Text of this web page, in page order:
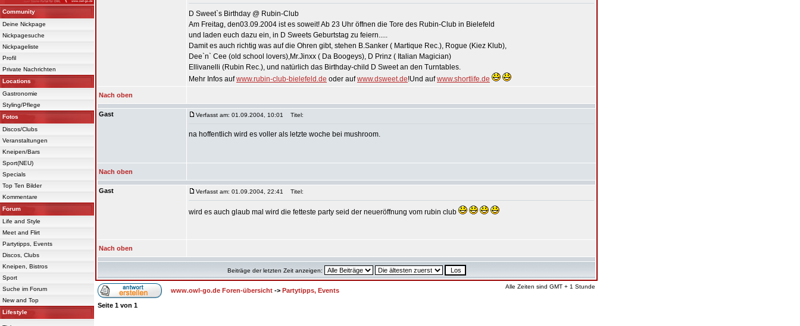
Community
Deine Nickpage
Nickpagesuche
Nickpageliste
Profil
Private Nachrichten
Locations
Gastronomie
Styling/Pflege
Fotos
Discos/Clubs
Veranstaltungen
Kneipen/Bars
Sport(NEU)
Specials
Top Ten Bilder
Kommentare
Forum
Life and Style
Meet and Flirt
Partytipps, Events
Discos, Clubs
Kneipen, Bistros
Sport
Suche im Forum
New and Top
Lifestyle
D Sweet`s Birthday @ Rubin-Club
Am Freitag, den03.09.2004 ist es soweit! Ab 23 Uhr öffnen die Tore des Rubin-Club in Bielefeld
und laden euch dazu ein, in D Sweets Geburtstag zu feiern.....
Damit es auch richtig was auf die Ohren gibt, stehen B.Sanker ( Martique Rec.), Rogue (Kiez Klub),
Dee`n` Cee (old school lovers),Mr.Jinxx ( Da Boogeys), D Prinz ( Italian Magician)
Ellivanelli (Rubin Rec.), und natürlich das Birthday-child D Sweet an den Turntables.
Mehr Infos aufwww.rubin-club-bielefeld.de oder aufwww.dsweet.de!Und aufwww.shortlife.de
Nach oben
Gast Verfasst am: 01.09.2004, 10:01 Titel:
na hoffentlich wird es voller als letzte woche bei mushroom.
Nach oben
Gast Verfasst am: 01.09.2004, 22:41 Titel:
wird es auch glaub mal wird die fetteste party seid der neueröffnung vom rubin club
Nach oben
Beiträge der letzten Zeit anzeigen:
www.owl-go.de Foren-übersicht -> Partytipps, Events
Alle Zeiten sind GMT + 1 Stunde
Seite 1 von 1